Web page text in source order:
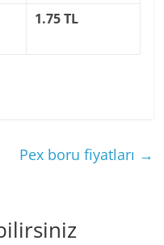
1.75 TL
Pex boru fiyatları →